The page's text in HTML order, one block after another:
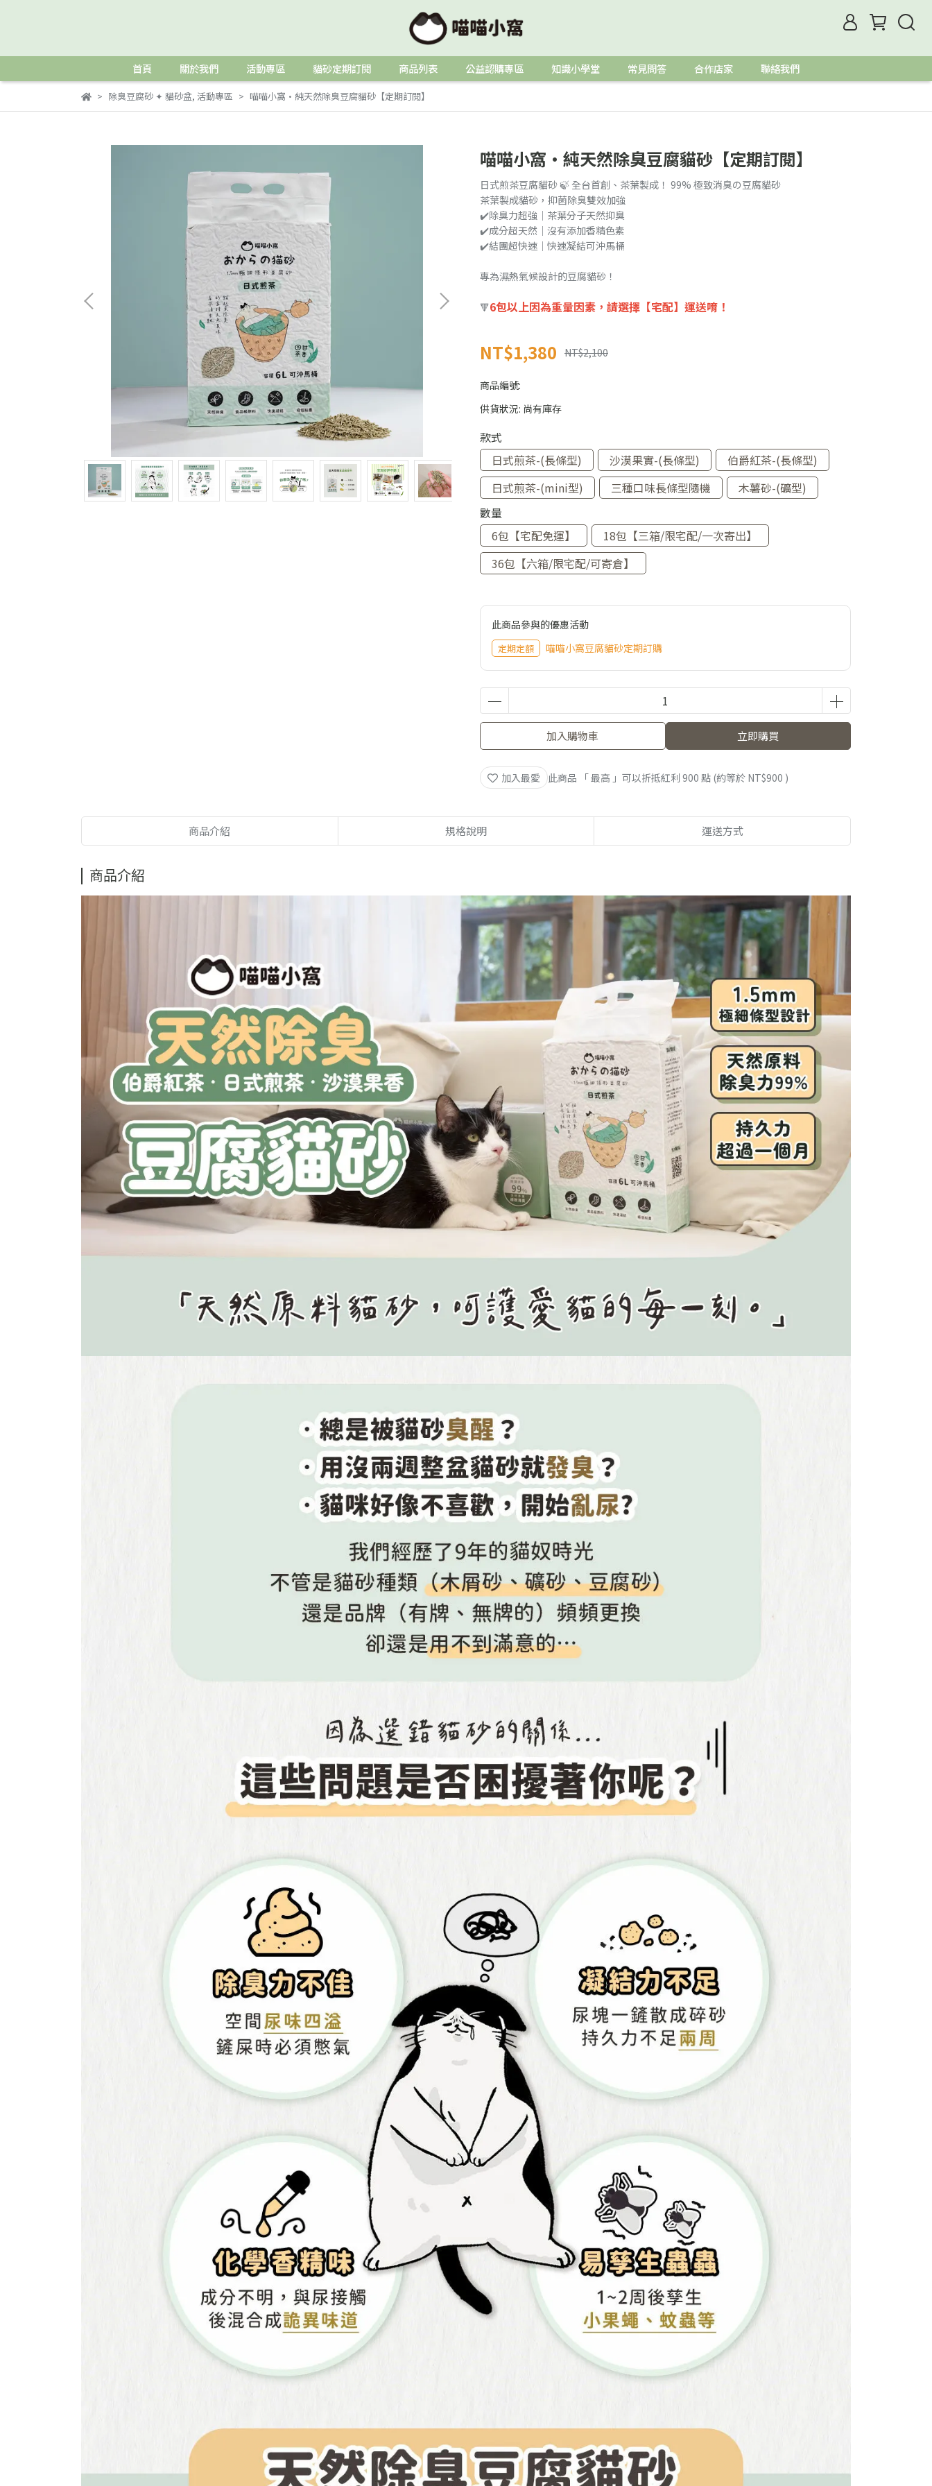
首頁 關於我們 活動專區 貓砂定期訂閱 商品列表 公益認購專區 知識小學堂 常見問答 合作店家 聯絡我們
除臭豆腐砂 ✦ 貓砂盆, 活動專區 喵喵小窩•純天然除臭豆腐貓砂【定期訂閱】
喵喵小窩•純天然除臭豆腐貓砂【定期訂閱】
日式煎茶豆腐貓砂 🍃 全台首創、茶葉製成！ 99% 極致消臭の豆腐貓砂
茶葉製成貓砂，抑菌除臭雙效加強
✔️除臭力超強｜茶葉分子天然抑臭
✔️成分超天然｜沒有添加香精色素
✔️結團超快速｜快速凝結可沖馬桶
專為濕熱氣候設計的豆腐貓砂！
🔻6包以上因為重量因素，請選擇【宅配】運送唷！
NT$1,380 NT$2,100
商品編號:
供貨狀況: 尚有庫存
款式
日式煎茶-(長條型)
沙漠果實-(長條型)
伯爵紅茶-(長條型)
日式煎茶-(mini型)
三種口味長條型隨機
木薯砂-(礦型)
數量
6包【宅配免運】
18包【三箱/限宅配/一次寄出】
36包【六箱/限宅配/可寄倉】
此商品參與的優惠活動
定期定額 喵喵小窩豆腐貓砂定期訂購
加入購物車 立即購買
加入最愛 此商品 「 最高 」可以折抵紅利 900 點 (約等於 NT$900 )
商品介紹 規格說明 運送方式
商品介紹